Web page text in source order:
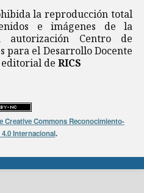
la reproducción total
e imágenes de la
autorización Centro de
para el Desarrollo Docente
editorial de RICS
Creative Commons Reconocimiento-
Internacional.